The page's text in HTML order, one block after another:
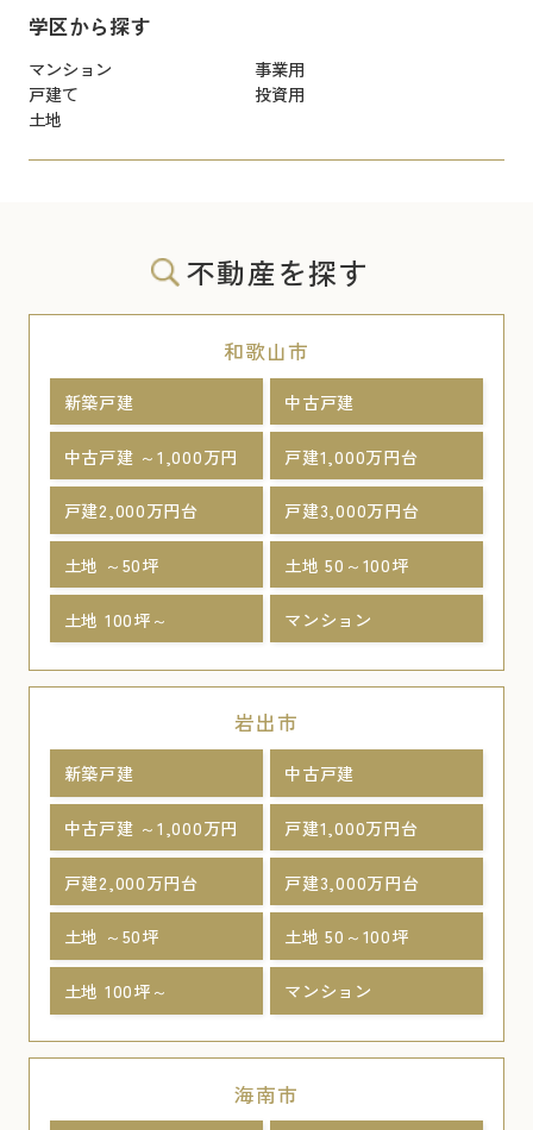
学区から探す
マンション
事業用
戸建て
投資用
土地
不動産を探す
和歌山市
新築戸建 中古戸建
中古戸建 ～1,000万円 戸建1,000万円台
戸建2,000万円台 戸建3,000万円台
土地 ～50坪 土地 50～100坪
土地 100坪～ マンション
岩出市
新築戸建 中古戸建
中古戸建 ～1,000万円 戸建1,000万円台
戸建2,000万円台 戸建3,000万円台
土地 ～50坪 土地 50～100坪
土地 100坪～ マンション
海南市